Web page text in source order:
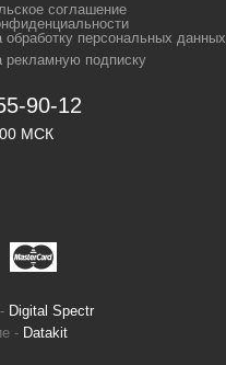
путешественников,
и отдыхающих.
ОГРН 304590319000121
25, магазин Басег.
(342) 2101242
соглашение
обработку персональных данных
рекламную подписку
90-12
МСК
Digital Spectr
- Datakit